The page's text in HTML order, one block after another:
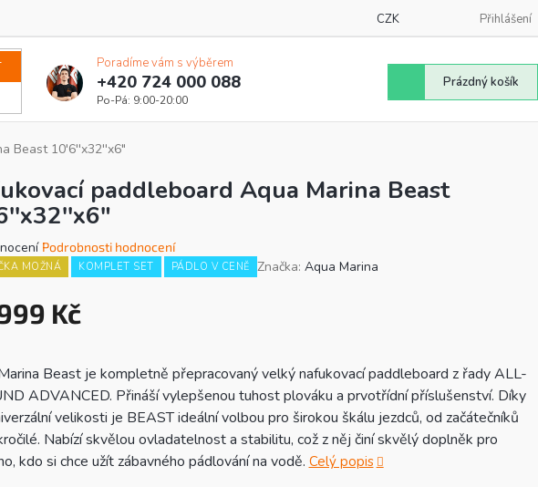
CZK Přihlášení
Poradíme vám s výběrem
+420 724 000 088
Nákupní
košík
Prázdný košík
Beast 10'6''x32''x6"
paddleboard Aqua Marina Beast
MOŽNÁ KOMPLET SET PÁDLO V CENĚ
Podrobnosti hodnocení
Značka: Aqua Marina
Kč
Beast je kompletně přepracovaný velký nafukovací paddleboard z řady ALL-
ADVANCED. Přináší vylepšenou tuhost plováku a prvotřídní příslušenství. Díky
velikosti je BEAST ideální volbou pro širokou škálu jezdců, od začátečníků
Nabízí skvělou ovladatelnost a stabilitu, což z něj činí skvělý doplněk pro
kdo si chce užít zábavného pádlování na vodě. Celý popis